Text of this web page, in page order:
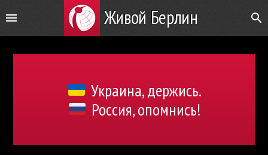
Живой Берлин
Украина, держись.
Россия, опомнись!